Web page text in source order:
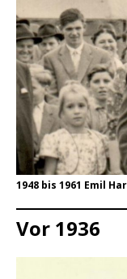
1948 bis 1961 Emil
Vor 1936